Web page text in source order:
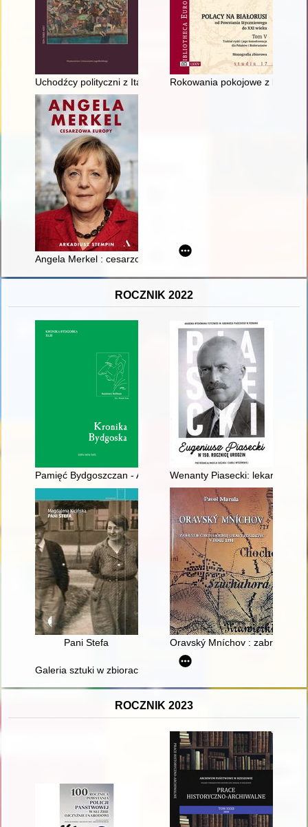
Uchodźcy polityczni z Italii w okresie pierwszej wojny
Rokowania pokojowe z
Angela Merkel : cesarzowa Europy
ROCZNIK 2022
Pamięć Bydgoszczan - Archiwum Historii Mówionej :
Wenanty Piasecki: lekarz -
Pani Stefa Oravský Mníchov : zabratie
Galeria sztuki w zbiorach Muzeum Diecezjalnego w Tarnowie
ROCZNIK 2023